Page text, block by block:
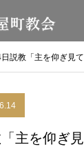
教「主を仰ぎ見て力
主を仰ぎ